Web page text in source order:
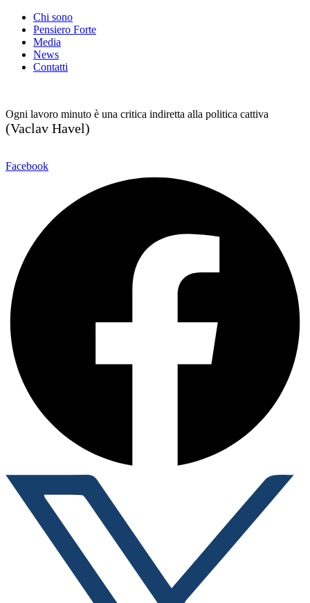
Chi sono
Pensiero Forte
Media
News
Contatti
Ogni lavoro minuto è una critica indiretta alla politica cattiva
(Vaclav Havel)
Facebook